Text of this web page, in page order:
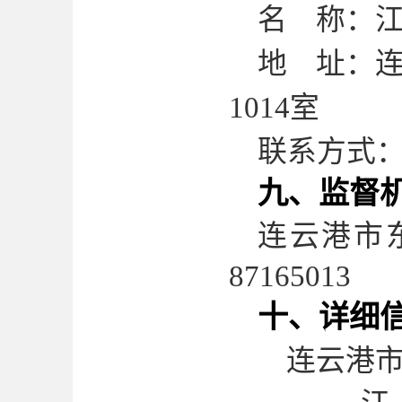
名
称：
地
址：
1014室
联系方式
九、监督
连云港市
87165013
十、详细
连云港